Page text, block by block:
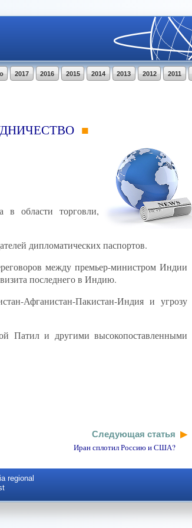
2011
2012
2013
2014
2015
2016
2017
в области торговли,
дипломатических паспортов.
между премьер-министром Индии
последнего в Индию.
Афганистан-Пакистан-Индия и угрозу
Патил и другими высокопоставленными
Следующая статья
Иран сплотил Россию и США?
regional